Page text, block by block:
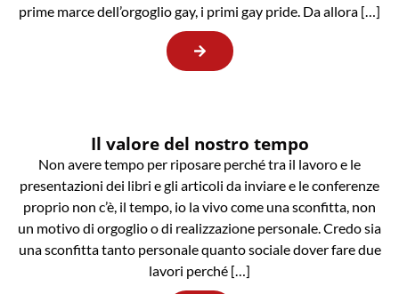
prime marce dell’orgoglio gay, i primi gay pride. Da allora […]
Il valore del nostro tempo
Non avere tempo per riposare perché tra il lavoro e le
presentazioni dei libri e gli articoli da inviare e le conferenze
proprio non c’è, il tempo, io la vivo come una sconfitta, non
un motivo di orgoglio o di realizzazione personale. Credo sia
una sconfitta tanto personale quanto sociale dover fare due
lavori perché […]